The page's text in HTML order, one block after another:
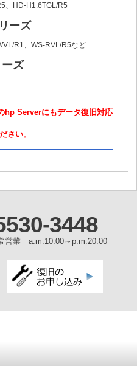
、HD-H1.6TGL/R5
ーズ
R1、WS-RVL/R5など
ズ
hp Serverにもデータ復旧対応
さい。
3448
営業 a.m.10:00～p.m.20:00